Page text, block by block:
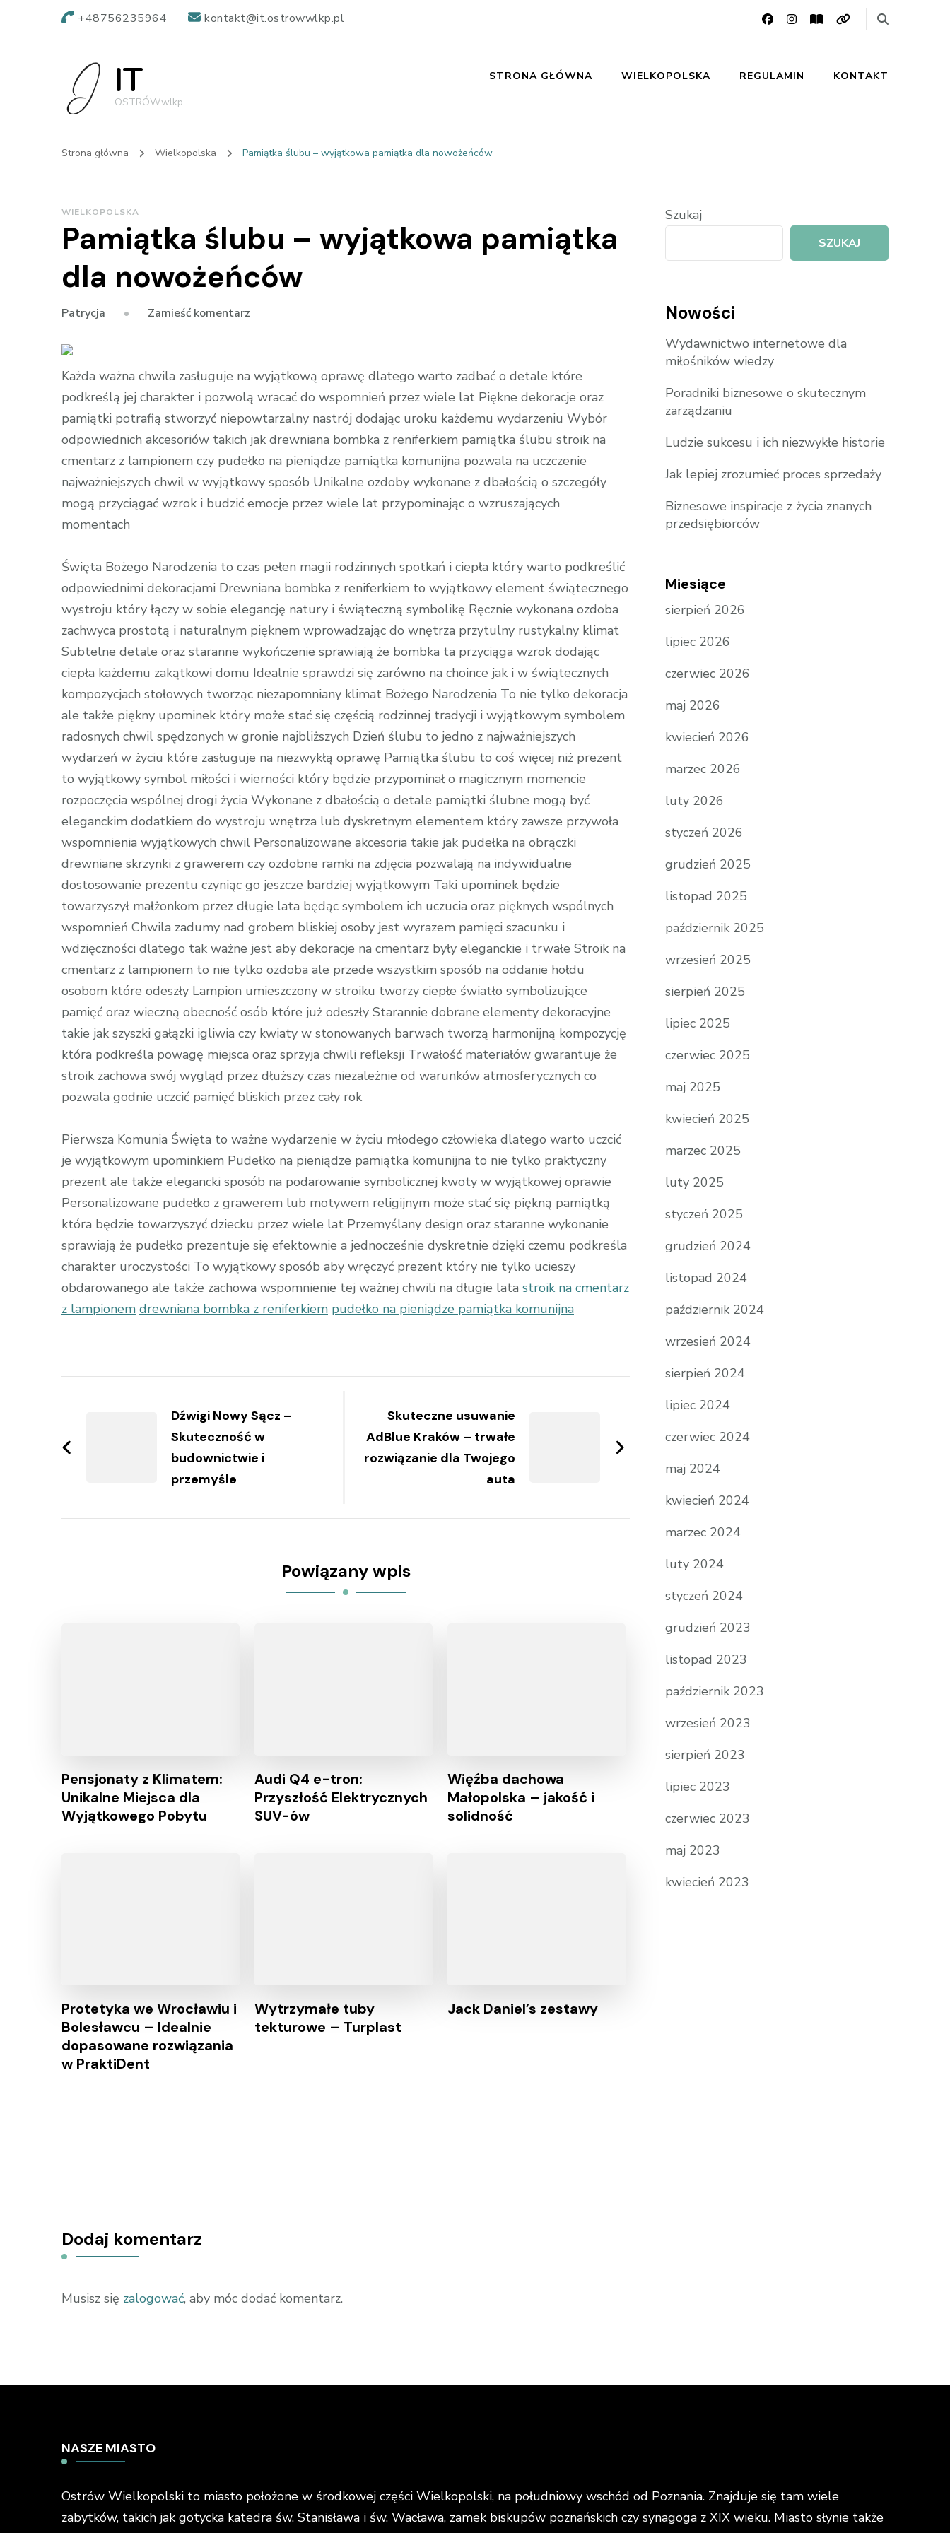
+48756235964 kontakt@it.ostrowwlkp.pl
IT
OSTRÓW.wlkp
STRONA GŁÓWNA WIELKOPOLSKA REGULAMIN KONTAKT
Strona główna Wielkopolska Pamiątka ślubu – wyjątkowa pamiątka dla nowożeńców
WIELKOPOLSKA
Pamiątka ślubu – wyjątkowa pamiątka
dla nowożeńców
Patrycja Zamieść komentarz
ślubu
wyjątkowa
pamiątka
dla
nowożeńców
Każda ważna chwila zasługuje na wyjątkową oprawę dlatego warto zadbać o detale które
podkreślą jej charakter i pozwolą wracać do wspomnień przez wiele lat Piękne dekoracje oraz
pamiątki potrafią stworzyć niepowtarzalny nastrój dodając uroku każdemu wydarzeniu Wybór
odpowiednich akcesoriów takich jak drewniana bombka z reniferkiem pamiątka ślubu stroik na
cmentarz z lampionem czy pudełko na pieniądze pamiątka komunijna pozwala na uczczenie
najważniejszych chwil w wyjątkowy sposób Unikalne ozdoby wykonane z dbałością o szczegóły
mogą przyciągać wzrok i budzić emocje przez wiele lat przypominając o wzruszających
momentach
Święta Bożego Narodzenia to czas pełen magii rodzinnych spotkań i ciepła który warto podkreślić
odpowiednimi dekoracjami Drewniana bombka z reniferkiem to wyjątkowy element świątecznego
wystroju który łączy w sobie elegancję natury i świąteczną symbolikę Ręcznie wykonana ozdoba
zachwyca prostotą i naturalnym pięknem wprowadzając do wnętrza przytulny rustykalny klimat
Subtelne detale oraz staranne wykończenie sprawiają że bombka ta przyciąga wzrok dodając
ciepła każdemu zakątkowi domu Idealnie sprawdzi się zarówno na choince jak i w świątecznych
kompozycjach stołowych tworząc niezapomniany klimat Bożego Narodzenia To nie tylko dekoracja
ale także piękny upominek który może stać się częścią rodzinnej tradycji i wyjątkowym symbolem
radosnych chwil spędzonych w gronie najbliższych Dzień ślubu to jedno z najważniejszych
wydarzeń w życiu które zasługuje na niezwykłą oprawę Pamiątka ślubu to coś więcej niż prezent
to wyjątkowy symbol miłości i wierności który będzie przypominał o magicznym momencie
rozpoczęcia wspólnej drogi życia Wykonane z dbałością o detale pamiątki ślubne mogą być
eleganckim dodatkiem do wystroju wnętrza lub dyskretnym elementem który zawsze przywoła
wspomnienia wyjątkowych chwil Personalizowane akcesoria takie jak pudełka na obrączki
drewniane skrzynki z grawerem czy ozdobne ramki na zdjęcia pozwalają na indywidualne
dostosowanie prezentu czyniąc go jeszcze bardziej wyjątkowym Taki upominek będzie
towarzyszył małżonkom przez długie lata będąc symbolem ich uczucia oraz pięknych wspólnych
wspomnień Chwila zadumy nad grobem bliskiej osoby jest wyrazem pamięci szacunku i
wdzięczności dlatego tak ważne jest aby dekoracje na cmentarz były eleganckie i trwałe Stroik na
cmentarz z lampionem to nie tylko ozdoba ale przede wszystkim sposób na oddanie hołdu
osobom które odeszły Lampion umieszczony w stroiku tworzy ciepłe światło symbolizujące
pamięć oraz wieczną obecność osób które już odeszły Starannie dobrane elementy dekoracyjne
takie jak szyszki gałązki igliwia czy kwiaty w stonowanych barwach tworzą harmonijną kompozycję
która podkreśla powagę miejsca oraz sprzyja chwili refleksji Trwałość materiałów gwarantuje że
stroik zachowa swój wygląd przez dłuższy czas niezależnie od warunków atmosferycznych co
pozwala godnie uczcić pamięć bliskich przez cały rok
Pierwsza Komunia Święta to ważne wydarzenie w życiu młodego człowieka dlatego warto uczcić
je wyjątkowym upominkiem Pudełko na pieniądze pamiątka komunijna to nie tylko praktyczny
prezent ale także elegancki sposób na podarowanie symbolicznej kwoty w wyjątkowej oprawie
Personalizowane pudełko z grawerem lub motywem religijnym może stać się piękną pamiątką
która będzie towarzyszyć dziecku przez wiele lat Przemyślany design oraz staranne wykonanie
sprawiają że pudełko prezentuje się efektownie a jednocześnie dyskretnie dzięki czemu podkreśla
charakter uroczystości To wyjątkowy sposób aby wręczyć prezent który nie tylko ucieszy
obdarowanego ale także zachowa wspomnienie tej ważnej chwili na długie lata stroik na cmentarz
z lampionem drewniana bombka z reniferkiem pudełko na pieniądze pamiątka komunijna
Dźwigi Nowy Sącz –
Skuteczność w
budownictwie i
przemyśle
Skuteczne usuwanie
AdBlue Kraków – trwałe
rozwiązanie dla Twojego
auta
Powiązany wpis
Pensjonaty z Klimatem:
Unikalne Miejsca dla
Wyjątkowego Pobytu
Audi Q4 e-tron:
Przyszłość Elektrycznych
SUV-ów
Więźba dachowa
Małopolska – jakość i
solidność
Protetyka we Wrocławiu i
Bolesławcu – Idealnie
dopasowane rozwiązania
w PraktiDent
Wytrzymałe tuby
tekturowe – Turplast
Jack Daniel’s zestawy
Dodaj komentarz
Musisz się zalogować, aby móc dodać komentarz.
Szukaj
SZUKAJ
Nowości
Wydawnictwo internetowe dla
miłośników wiedzy
Poradniki biznesowe o skutecznym
zarządzaniu
Ludzie sukcesu i ich niezwykłe historie
Jak lepiej zrozumieć proces sprzedaży
Biznesowe inspiracje z życia znanych
przedsiębiorców
Miesiące
sierpień 2026
lipiec 2026
czerwiec 2026
maj 2026
kwiecień 2026
marzec 2026
luty 2026
styczeń 2026
grudzień 2025
listopad 2025
październik 2025
wrzesień 2025
sierpień 2025
lipiec 2025
czerwiec 2025
maj 2025
kwiecień 2025
marzec 2025
luty 2025
styczeń 2025
grudzień 2024
listopad 2024
październik 2024
wrzesień 2024
sierpień 2024
lipiec 2024
czerwiec 2024
maj 2024
kwiecień 2024
marzec 2024
luty 2024
styczeń 2024
grudzień 2023
listopad 2023
październik 2023
wrzesień 2023
sierpień 2023
lipiec 2023
czerwiec 2023
maj 2023
kwiecień 2023
NASZE MIASTO
Ostrów Wielkopolski to miasto położone w środkowej części Wielkopolski, na południowy wschód od Poznania. Znajduje się tam wiele
zabytków, takich jak gotycka katedra św. Stanisława i św. Wacława, zamek biskupów poznańskich czy synagoga z XIX wieku. Miasto słynie także